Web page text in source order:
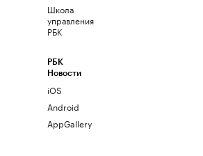
Школа
управления
РБК
РБК
Новости
iOS
Android
AppGallery